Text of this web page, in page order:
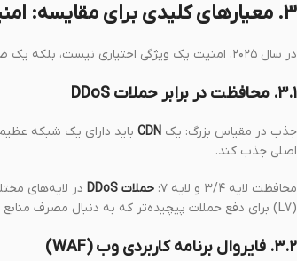
۳. معیارهای کلیدی برای مقایسه: امنیت و محافظت
در سال ۲۰۲۵، امنیت یک ویژگی اختیاری نیست، بلکه یک ضرورت برای هر CDN است.
۳.۱. محافظت در برابر حملات DDoS
جذب در مقیاس بزرگ: یک CDN
اصلی جذب کند.
محافظت لایه ۳/۴ و لایه ۷: حملات DDoS
(L7) برای دفع حملات پیچیده‌تر که به دنبال مصرف منابع سرور هستند، وجود داشته باشد.
۳.۲. فایروال برنامه کاربردی وب (WAF)